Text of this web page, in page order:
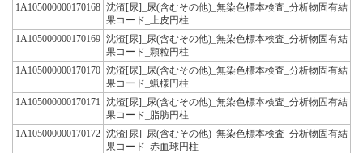
1A105000000170168 沈渣[尿]_尿(含むその他)_無染色標本検査_分析物固有結
果コード_上皮円柱
1A105000000170169 沈渣[尿]_尿(含むその他)_無染色標本検査_分析物固有結
果コード_顆粒円柱
1A105000000170170 沈渣[尿]_尿(含むその他)_無染色標本検査_分析物固有結
果コード_蝋様円柱
1A105000000170171
沈渣[尿]_尿(含むその他)_無染色標本検査_分析物固有結
果コード_脂肪円柱
1A105000000170172 沈渣[尿]_尿(含むその他)_無染色標本検査_分析物固有結
果コード_赤血球円柱